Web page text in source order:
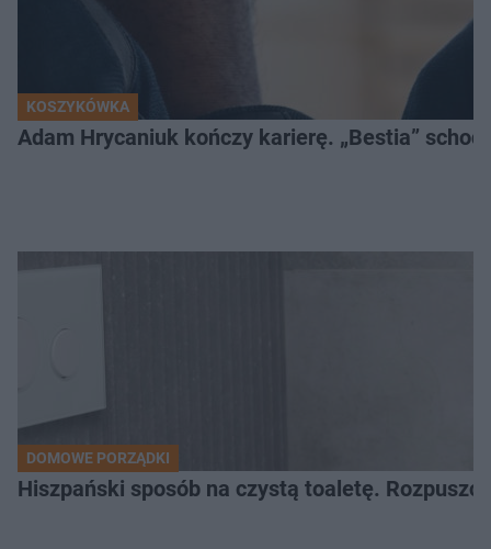
KOSZYKÓWKA
Adam Hrycaniuk kończy karierę. „Bestia”
DOMOWE PORZĄDKI
Hiszpański sposób na czystą toaletę.